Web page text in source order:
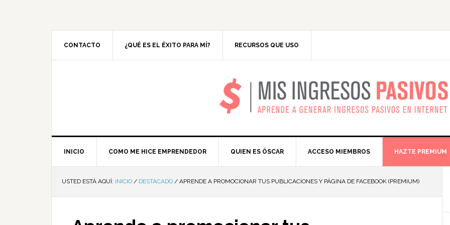
CONTACTO ¿QUÉ ES EL ÉXITO PARA MÍ? RECURSOS QUE USO
MIS INGRESOS
INICIO COMO ME HICE EMPRENDEDOR QUIEN ES ÓSCAR ACCESO MIEMBROS HAZTE PREMIUM
USTED ESTÁ AQUÍ: INICIO / DESTACADO / APRENDE A PROMOCIONAR TUS PUBLICACIONES Y PÁGINA DE FACEBOOK (PREMIUM)